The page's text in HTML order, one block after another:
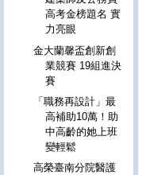
高考金榜題名 實
力亮眼
金大蘭馨盃創新創
業競賽 19組進決
賽
「職務再設計」最
高補助10萬！助
中高齡的她上班
變輕鬆
高榮臺南分院醫護